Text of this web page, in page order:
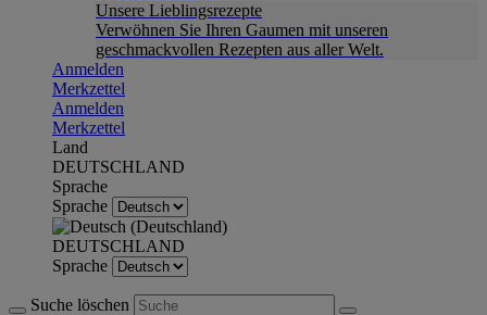
Unsere Lieblingsrezepte
Verwöhnen Sie Ihren Gaumen mit unseren
geschmackvollen Rezepten aus aller Welt.
Anmelden
Merkzettel
Anmelden
Merkzettel
Land
DEUTSCHLAND
Sprache
Sprache
DEUTSCHLAND
Sprache
Suche löschen